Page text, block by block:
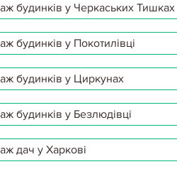
будинків у Черкаських Тишках
будинків у Покотилівці
будинків у Циркунах
будинків у Безлюдівці
дач у Харкові